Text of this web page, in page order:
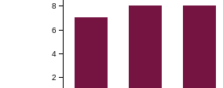
2
4
6
8